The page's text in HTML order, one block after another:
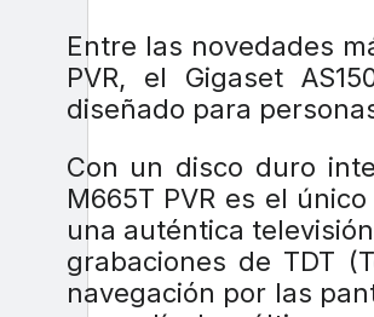
Entre las novedades
PVR, el Gigaset
diseñado para
Con un disco duro
M665T PVR es el
una auténtica
grabaciones de TDT
navegación por las